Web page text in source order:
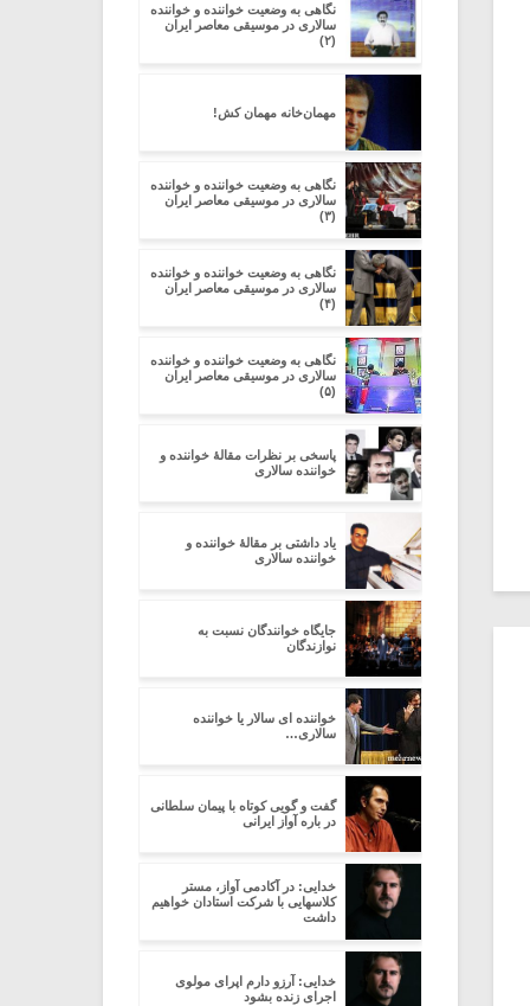
نگاهی به وضعیت خواننده و خواننده
سالاری در موسیقی معاصر ایران
(۲)
مهمان‌خانه مهمان کش!
نگاهی به وضعیت خواننده و خواننده
سالاری در موسیقی معاصر ایران
(۳)
نگاهی به وضعیت خواننده و خواننده
سالاری در موسیقی معاصر ایران
(۴)
نگاهی به وضعیت خواننده و خواننده
سالاری در موسیقی معاصر ایران
(۵)
پاسخی بر نظرات مقالۀ خواننده و
خواننده سالاری
یاد داشتی بر مقالۀ خواننده و
خواننده سالاری
جایگاه خوانندگان نسبت به
نوازندگان
خواننده ای سالار یا خواننده
سالاری…
گفت و گویی کوتاه با پیمان سلطانی
در باره آواز ایرانی
خدایی: در آکادمی آواز، مستر
کلاسهایی با شرکت استادان خواهیم
داشت
خدایی: آرزو دارم اپرای مولوی
اجرای زنده بشود